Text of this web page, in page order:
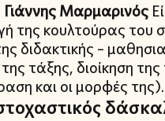
Γιάννης Μαρμαρινός
της κουλτούρας του
διδακτικής –
τάξης, διοίκηση
και οι μορφές της).